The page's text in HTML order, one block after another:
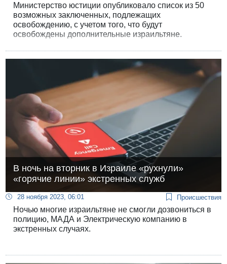
Министерство юстиции опубликовало список из 50
возможных заключенных, подлежащих
освобождению, с учетом того, что будут
освобождены дополнительные израильтяне.
В ночь на вторник в Израиле «рухнули»
«горячие линии» экстренных служб
28 ноября 2023, 06:01 Происшествия
Ночью многие израильтяне не смогли дозвониться в
полицию, МАДА и Электрическую компанию в
экстренных случаях.